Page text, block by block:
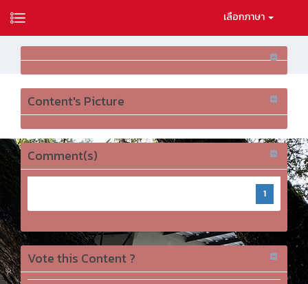
เลือกภาษา
Content's Picture
Comment(s)
1
Vote this Content ?